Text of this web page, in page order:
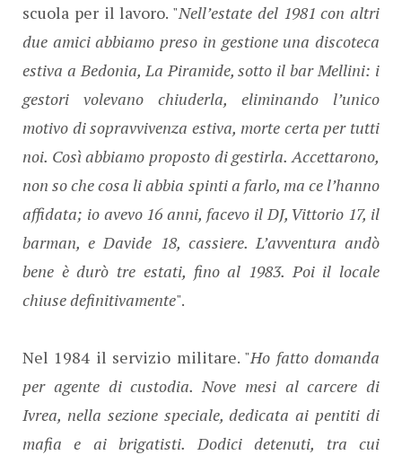
scuola per il lavoro. "Nell’estate del 1981 con altri
due amici abbiamo preso in gestione una discoteca
estiva a Bedonia, La Piramide, sotto il bar Mellini: i
gestori volevano chiuderla, eliminando l’unico
motivo di sopravvivenza estiva, morte certa per tutti
noi. Così abbiamo proposto di gestirla. Accettarono,
non so che cosa li abbia spinti a farlo, ma ce l’hanno
affidata; io avevo 16 anni, facevo il DJ, Vittorio 17, il
barman, e Davide 18, cassiere. L’avventura andò
bene è durò tre estati, fino al 1983. Poi il locale
chiuse definitivamente".
Nel 1984 il servizio militare. "Ho fatto domanda
per agente di custodia. Nove mesi al carcere di
Ivrea, nella sezione speciale, dedicata ai pentiti di
mafia e ai brigatisti. Dodici detenuti, tra cui